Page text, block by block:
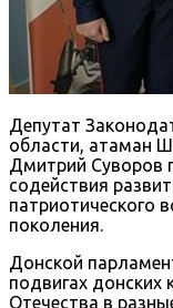
Депутат
области, атаман
Дмитрий
содействия
патриотического
поколения.
Донской
подвигах донских
Отечества в